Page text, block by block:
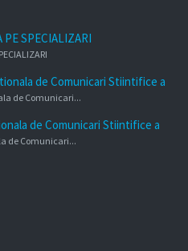
SPECIALIZARI
de Comunicari Stiintifice a
de Comunicari...
de Comunicari Stiintifice a
de Comunicari...